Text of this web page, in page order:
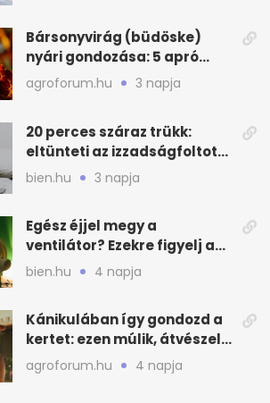
Bársonyvirág (büdöske)
nyári gondozása: 5 apró
lépés a dús virágzásért
agroforum.hu 3 napja
20 perces száraz trükk:
eltünteti az izzadságfoltot
és a szagot a matracról
bien.hu 3 napja
Egész éjjel megy a
ventilátor? Ezekre figyelj a
hőségben alvásnál
bien.hu 4 napja
Kánikulában így gondozd a
kertet: ezen múlik, átvészeli-
e a hőséget
agroforum.hu 4 napja